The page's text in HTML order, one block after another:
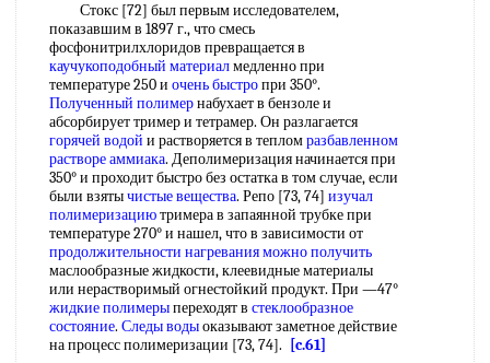
Стокс [72] был первым исследователем,
показавшим в 1897 г., что смесь
фосфонитрилхлоридов превращается в
каучукоподобный материалмедленно при
температуре 250 и очень быстропри 350°.
Полученный полимернабухает в бензоле и
абсорбирует тример и тетрамер. Он разлагается
горячей водой и растворяется в тепломразбавленном
растворе аммиака. Деполимеризация начинается при
350° и проходит быстро без остатка в том случае, если
были взятычистые вещества. Репо [73, 74] изучал
полимеризациютримера в запаянной трубке при
температуре 270° и нашел, что в зависимости от
продолжительности нагреванияможно получить
маслообразные жидкости, клеевидные материалы
или нерастворимый огнестойкий продукт. При —47°
жидкие полимерыпереходят в стеклообразное
состояние. Следы водыоказывают заметное действие
на процесс полимеризации [73, 74].
[c.61]